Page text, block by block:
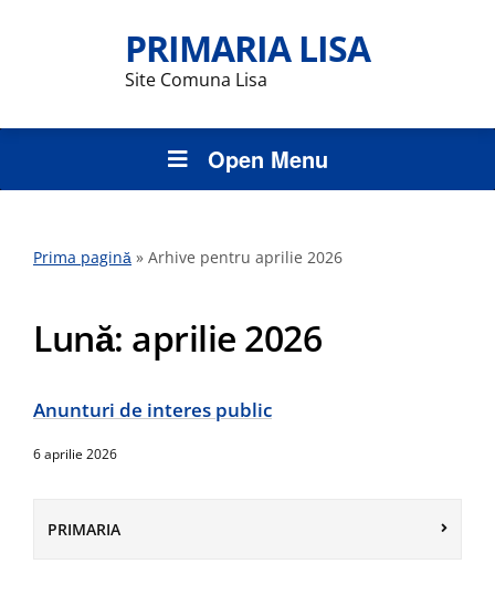
PRIMARIA LISA
Site Comuna Lisa
Open Menu
Prima pagină » Arhive pentru aprilie 2026
PRIMARIA
Lună: aprilie 2026
Anunturi de interes public
6 aprilie 2026